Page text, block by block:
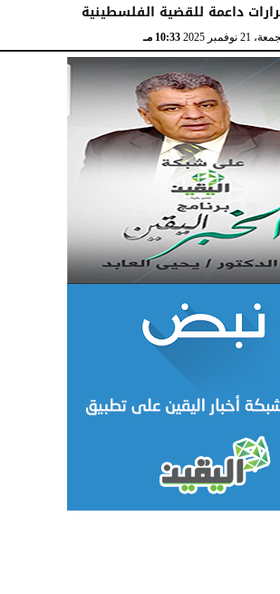
داعمة للقضية الفلسطينية
21 نوفمبر 2025 10:33 مـ